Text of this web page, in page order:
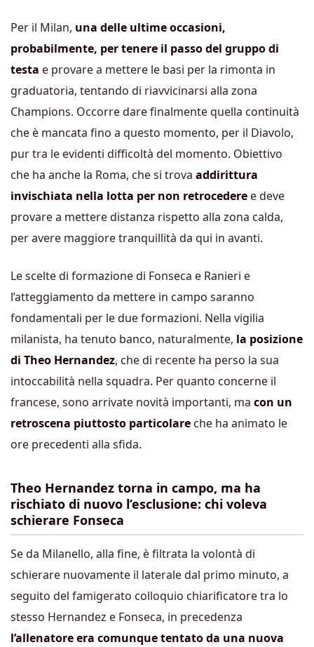
Per il Milan, una delle ultime occasioni,
probabilmente, per tenere il passo del gruppo di
testa e provare a mettere le basi per la rimonta in
graduatoria, tentando di riavvicinarsi alla zona
Champions. Occorre dare finalmente quella continuità
che è mancata fino a questo momento, per il Diavolo,
pur tra le evidenti difficoltà del momento. Obiettivo
che ha anche la Roma, che si trova addirittura
invischiata nella lotta per non retrocedere e deve
provare a mettere distanza rispetto alla zona calda,
per avere maggiore tranquillità da qui in avanti.
Le scelte di formazione di Fonseca e Ranieri e
l’atteggiamento da mettere in campo saranno
fondamentali per le due formazioni. Nella vigilia
milanista, ha tenuto banco, naturalmente, la posizione
di Theo Hernandez, che di recente ha perso la sua
intoccabilità nella squadra. Per quanto concerne il
francese, sono arrivate novità importanti, ma con un
retroscena piuttosto particolare che ha animato le
ore precedenti alla sfida.
Theo Hernandez torna in campo, ma ha
rischiato di nuovo l’esclusione: chi voleva
schierare Fonseca
Se da Milanello, alla fine, è filtrata la volontà di
schierare nuovamente il laterale dal primo minuto, a
seguito del famigerato colloquio chiarificatore tra lo
stesso Hernandez e Fonseca, in precedenza
l’allenatore era comunque tentato da una nuova